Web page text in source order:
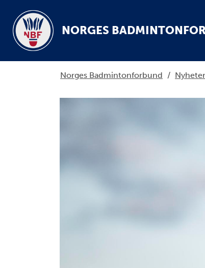
NORGES
Norges Badmintonforbund / Nyheter